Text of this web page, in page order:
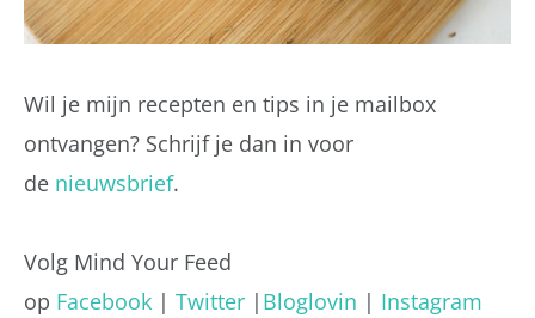
Wil je mijn recepten en tips in je mailbox
ontvangen? Schrijf je dan in voor
de nieuwsbrief.
Volg Mind Your Feed
op Facebook | Twitter | Bloglovin | Instagram